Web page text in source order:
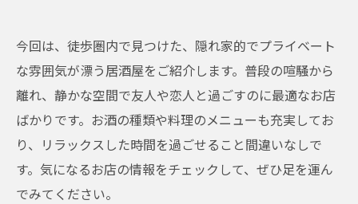
今回は、徒歩圏内で見つけた、隠れ家的でプライベート
な雰囲気が漂う居酒屋をご紹介します。普段の喧騒から
離れ、静かな空間で友人や恋人と過ごすのに最適なお店
ばかりです。お酒の種類や料理のメニューも充実してお
り、リラックスした時間を過ごせること間違いなしで
す。気になるお店の情報をチェックして、ぜひ足を運ん
でみてください。